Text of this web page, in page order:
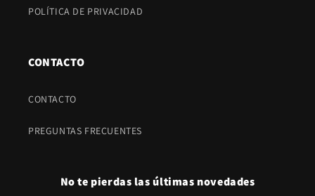
POLÍTICA DE PRIVACIDAD
CONTACTO
CONTACTO
PREGUNTAS FRECUENTES
No te pierdas las últimas novedades